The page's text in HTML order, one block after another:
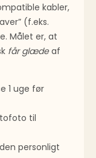
kabler,
(f.eks.
Målet er, at
får glædeaf
1 uge før
til
personligt